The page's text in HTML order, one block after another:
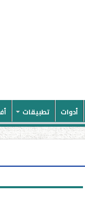
أدوات تطبيقات